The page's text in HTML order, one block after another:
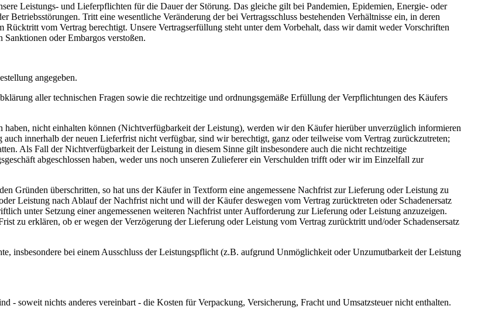
Leistungs- und Lieferpflichten für die Dauer der Störung. Das gleiche gilt bei Pandemien, Epidemien, Energie- oder
Tritt eine wesentliche Veränderung der bei Vertragsschluss bestehenden Verhältnisse ein, in deren
vom Vertrag berechtigt. Unsere Vertragserfüllung steht unter dem Vorbehalt, dass wir damit weder Vorschriften
oder Embargos verstoßen.
angegeben.
aller technischen Fragen sowie die rechtzeitige und ordnungsgemäße Erfüllung der Verpflichtungen des Käufers
nicht einhalten können (Nichtverfügbarkeit der Leistung), werden wir den Käufer hierüber unverzüglich informieren
innerhalb der neuen Lieferfrist nicht verfügbar, sind wir berechtigt, ganz oder teilweise vom Vertrag zurückzutreten;
Als Fall der Nichtverfügbarkeit der Leistung in diesem Sinne gilt insbesondere auch die nicht rechtzeitige
abgeschlossen haben, weder uns noch unseren Zulieferer ein Verschulden trifft oder wir im Einzelfall zur
Gründen überschritten, so hat uns der Käufer in Textform eine angemessene Nachfrist zur Lieferung oder Leistung zu
Leistung nach Ablauf der Nachfrist nicht und will der Käufer deswegen vom Vertrag zurücktreten oder Schadenersatz
unter Setzung einer angemessenen weiteren Nachfrist unter Aufforderung zur Lieferung oder Leistung anzuzeigen.
zu erklären, ob er wegen der Verzögerung der Lieferung oder Leistung vom Vertrag zurücktritt und/oder Schadensersatz
insbesondere bei einem Ausschluss der Leistungspflicht (z.B. aufgrund Unmöglichkeit oder Unzumutbarkeit der Leistung
- soweit nichts anderes vereinbart - die Kosten für Verpackung, Versicherung, Fracht und Umsatzsteuer nicht enthalten.